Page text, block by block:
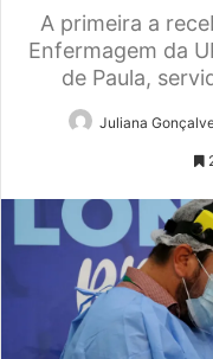
A primeira a
Enfermagem da
de Paula,
Juliana